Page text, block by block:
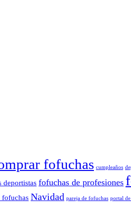
fofuchas cumpleaños
deportistas fofuchas de profesiones
fofuchas Navidad pareja de fofuchas portal